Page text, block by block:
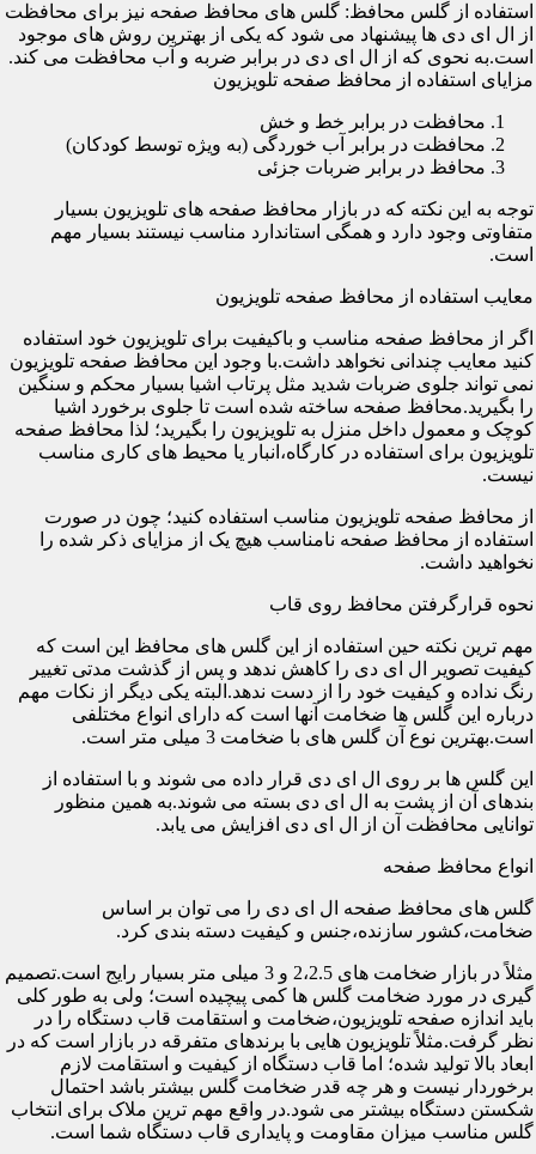
استفاده از گلس محافظ: گلس های محافظ صفحه نیز برای محافظت
از ال ای دی ها پیشنهاد می شود که یکی از بهترین روش های موجود
است.به نحوی که از ال ای دی در برابر ضربه و آب محافظت می کند.
مزایای استفاده از محافظ صفحه تلویزیون
محافظت در برابر خط و خش
محافظت در برابر آب خوردگی (به ویژه توسط کودکان)
محافظ در برابر ضربات جزئی
توجه به این نکته که در بازار محافظ صفحه های تلویزیون بسیار
متفاوتی وجود دارد و همگی استاندارد مناسب نیستند بسیار مهم
است.
معایب استفاده از محافظ صفحه تلویزیون
اگر از محافظ صفحه مناسب و باکیفیت برای تلویزیون خود استفاده
کنید معایب چندانی نخواهد داشت.با وجود این محافظ صفحه تلویزیون
نمی تواند جلوی ضربات شدید مثل پرتاب اشیا بسیار محکم و سنگین
را بگیرید.محافظ صفحه ساخته شده است تا جلوی برخورد اشیا
کوچک و معمول داخل منزل به تلویزیون را بگیرید؛ لذا محافظ صفحه
تلویزیون برای استفاده در کارگاه،انبار یا محیط های کاری مناسب
نیست.
از محافظ صفحه تلویزیون مناسب استفاده کنید؛ چون در صورت
استفاده از محافظ صفحه نامناسب هیچ یک از مزایای ذکر شده را
نخواهید داشت.
نحوه قرارگرفتن محافظ روی قاب
مهم ترین نکته حین استفاده از این گلس های محافظ این است که
کیفیت تصویر ال ای دی را کاهش ندهد و پس از گذشت مدتی تغییر
رنگ نداده و کیفیت خود را از دست ندهد.البته یکی دیگر از نکات مهم
درباره این گلس ها ضخامت آنها است که دارای انواع مختلفی
است.بهترین نوع آن گلس های با ضخامت 3 میلی متر است.
این گلس ها بر روی ال ای دی قرار داده می شوند و با استفاده از
بندهای آن از پشت به ال ای دی بسته می شوند.به همین منظور
توانایی محافظت آن از ال ای دی افزایش می یابد.
انواع محافظ صفحه
گلس های محافظ صفحه ال ای دی را می توان بر اساس
ضخامت،کشور سازنده،جنس و کیفیت دسته بندی کرد.
مثلاً در بازار ضخامت های 2،2.5 و 3 میلی متر بسیار رایج است.تصمیم
گیری در مورد ضخامت گلس ها کمی پیچیده است؛ ولی به طور کلی
باید اندازه صفحه تلویزیون،ضخامت و استقامت قاب دستگاه را در
نظر گرفت.مثلاً تلویزیون هایی با برندهای متفرقه در بازار است که در
ابعاد بالا تولید شده؛ اما قاب دستگاه از کیفیت و استقامت لازم
برخوردار نیست و هر چه قدر ضخامت گلس بیشتر باشد احتمال
شکستن دستگاه بیشتر می شود.در واقع مهم ترین ملاک برای انتخاب
گلس مناسب میزان مقاومت و پایداری قاب دستگاه شما است.